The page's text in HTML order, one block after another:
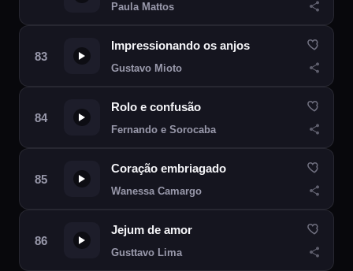
Paula Mattos
Impressionando os anjos
Gustavo Mioto
Rolo e confusão
Fernando e Sorocaba
Coração embriagado
Wanessa Camargo
Jejum de amor
Gusttavo Lima